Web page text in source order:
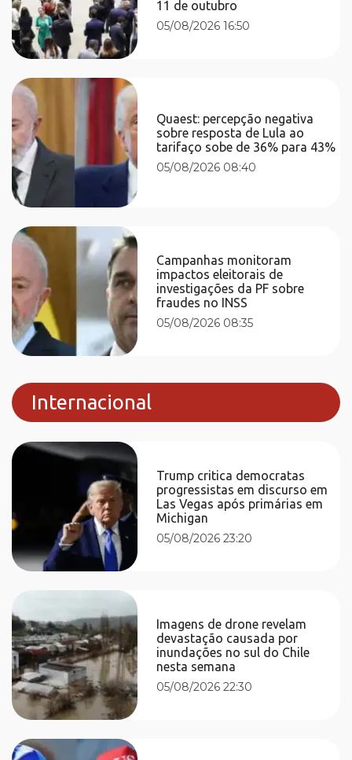
11 de outubro
05/08/2026 16:50
Quaest: percepção negativa
sobre resposta de Lula ao
tarifaço sobe de 36% para 43%
05/08/2026 08:40
Campanhas monitoram
impactos eleitorais de
investigações da PF sobre
fraudes no INSS
05/08/2026 08:35
Internacional
Trump critica democratas
progressistas em discurso em
Las Vegas após primárias em
Michigan
05/08/2026 23:20
Imagens de drone revelam
devastação causada por
inundações no sul do Chile
nesta semana
05/08/2026 22:30